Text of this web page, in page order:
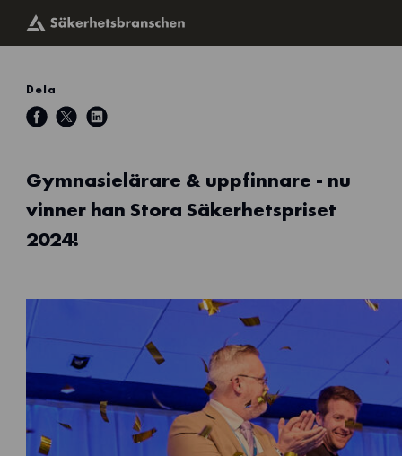
Dela
Gymnasielärare & uppfinnare - nu
vinner han Stora Säkerhetspriset
2024!